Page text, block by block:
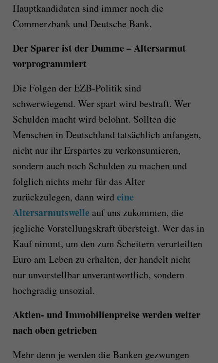
Hauptkandidaten sind immer noch die
Commerzbank und Deutsche Bank.
Der Sparer ist der Dumme – Altersarmut
vorprogrammiert
Die Folgen der EZB-Politik sind
schwerwiegend. Wer spart wird bestraft. Wer
Schulden macht wird belohnt. Sollten die
Menschen in Deutschland tatsächlich anfangen,
nicht nur ihr Erspartes zu verkonsumieren,
sondern auch noch Schulden zu machen und
folglich nichts mehr für das Alter
zurückzulegen, dann wirdeine
Altersarmutswelleauf uns zukommen, die
jegliche Vorstellungskraft übersteigt. Wer das in
Kauf nimmt, um den zum Scheitern verurteilten
Euro am Leben zu erhalten, der handelt nicht
nur unvorstellbar unverantwortlich, sondern
hochgradig unsozial.
Aktien- und Immobilienpreise werden weiter
nach oben getrieben
Mehr denn je werden die Banken gezwungen